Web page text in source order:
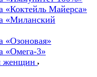
«Коктейль Майерса»
«Миланский
«Озоновая»
«Омега-3»
женщин